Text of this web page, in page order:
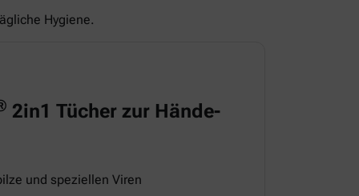
Hygiene.
2in1 Tücher zur Hände-
und speziellen Viren